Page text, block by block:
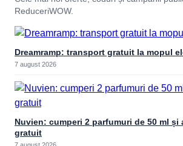
ReduceriWOW.
Dreamramp: transport gratuit la mopul
7 august 2026
Nuvien: cumperi 2 parfumuri de 50 ml și
gratuit
7 august 2026